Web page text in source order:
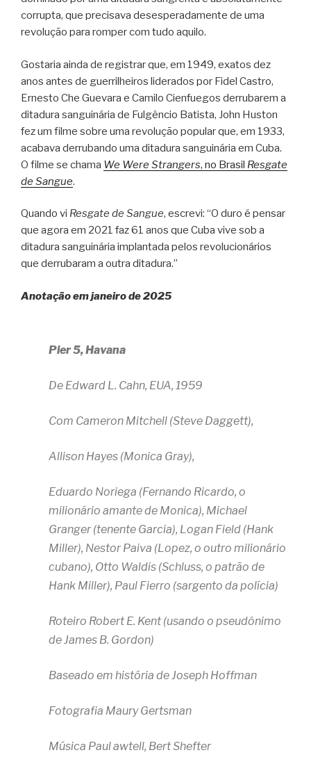
corrupta, que precisava desesperadamente de uma
revolução para romper com tudo aquilo.
Gostaria ainda de registrar que, em 1949, exatos dez
anos antes de guerrilheiros liderados por Fidel Castro,
Ernesto Che Guevara e Camilo Cienfuegos derrubarem a
ditadura sanguinária de Fulgêncio Batista, John Huston
fez um filme sobre uma revolução popular que, em 1933,
acabava derrubando uma ditadura sanguinária em Cuba.
O filme se chama We Were Strangers, no Brasil Resgate
de Sangue.
Quando vi Resgate de Sangue, escrevi: “O duro é pensar
que agora em 2021 faz 61 anos que Cuba vive sob a
ditadura sanguinária implantada pelos revolucionários
que derrubaram a outra ditadura.”
Anotação em janeiro de 2025
Pier 5, Havana
De Edward L. Cahn, EUA, 1959
Com Cameron Mitchell (Steve Daggett),
Allison Hayes (Monica Gray),
Eduardo Noriega (Fernando Ricardo, o
milionário amante de Monica), Michael
Granger (tenente Garcia), Logan Field (Hank
Miller), Nestor Paiva (Lopez, o outro milionário
cubano), Otto Waldis (Schluss, o patrão de
Hank Miller), Paul Fierro (sargento da polícia)
Roteiro Robert E. Kent (usando o pseudônimo
de James B. Gordon)
Baseado em história de Joseph Hoffman
Fotografia Maury Gertsman
Música Paul awtell, Bert Shefter